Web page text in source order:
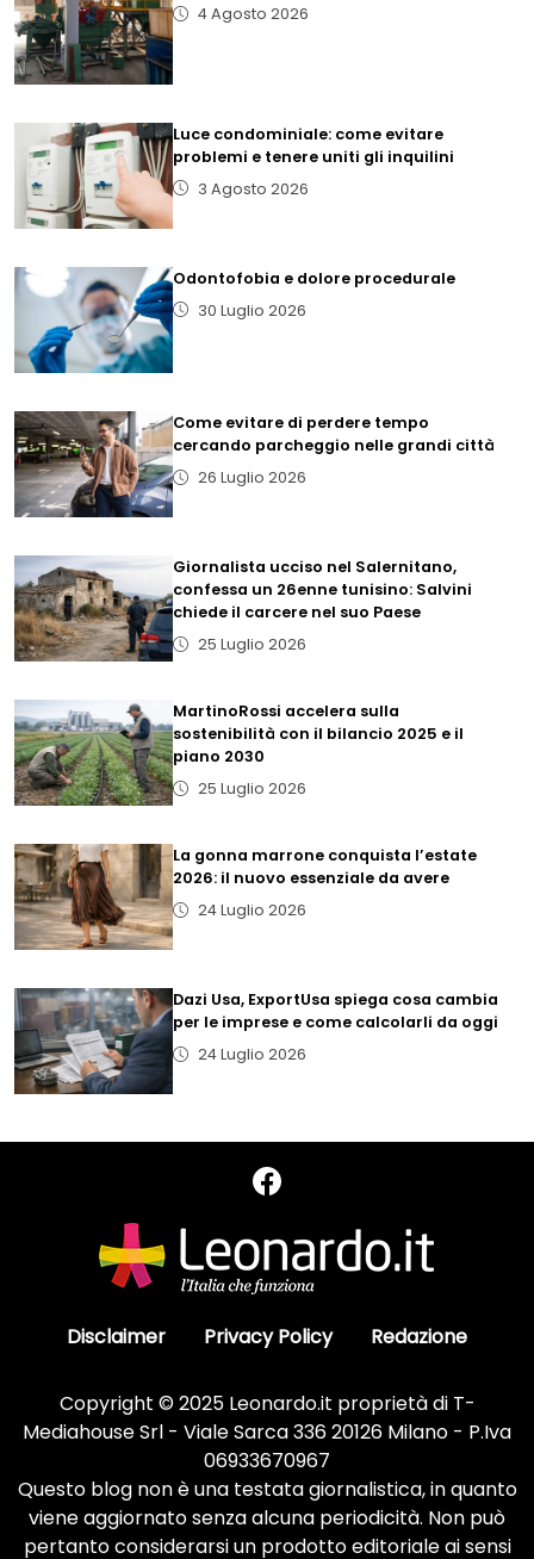
4 Agosto 2026
Luce condominiale: come evitare
problemi e tenere uniti gli inquilini
3 Agosto 2026
Odontofobia e dolore procedurale
30 Luglio 2026
Come evitare di perdere tempo
cercando parcheggio nelle grandi città
26 Luglio 2026
Giornalista ucciso nel Salernitano,
confessa un 26enne tunisino: Salvini
chiede il carcere nel suo Paese
25 Luglio 2026
MartinoRossi accelera sulla
sostenibilità con il bilancio 2025 e il
piano 2030
25 Luglio 2026
La gonna marrone conquista l’estate
2026: il nuovo essenziale da avere
24 Luglio 2026
Dazi Usa, ExportUsa spiega cosa cambia
per le imprese e come calcolarli da oggi
24 Luglio 2026
Disclaimer Privacy Policy Redazione
Copyright © 2025 Leonardo.it proprietà di T-
Mediahouse Srl - Viale Sarca 336 20126 Milano - P.Iva
06933670967
Questo blog non è una testata giornalistica, in quanto
viene aggiornato senza alcuna periodicità. Non può
pertanto considerarsi un prodotto editoriale ai sensi